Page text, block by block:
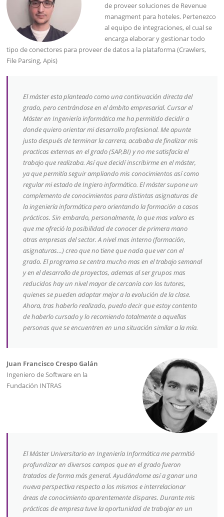
de proveer soluciones de Revenue
managment para hoteles. Pertenezco
al equipo de integraciones, el cual se
encarga elaborar y gestionar todo
tipo de conectores para proveer de datos a la plataforma (Crawlers,
File Parsing, Apis)
El máster esta planteado como una continuación directa del
grado, pero centrándose en el ámbito empresarial. Cursar el
Máster en Ingeniería informática me ha permitido decidir a
donde quiero orientar mi desarrollo profesional. Me apunte
justo después de terminar la carrera, acababa de finalizar mis
practicas externas en el grado (SAP,BI) y no me satisfacía el
trabajo que realizaba. Así que decidí inscribirme en el máster,
ya que permitía seguir ampliando mis conocimientos así como
regular mi estado de Ingiero informático. El máster supone un
complemento de conocimientos para distintas asignaturas de
la ingeniería informática pero orientando la formación a casos
prácticos. Sin embardo, personalmente, lo que mas valoro es
que me ofreció la posibilidad de conocer de primera mano
otras empresas del sector. A nivel mas interno (formación,
asignaturas…) creo que no tiene que nada que ver con el
grado. El programa se centra mucho mas en el trabajo semanal
y en el desarrollo de proyectos, ademas al ser grupos mas
reducidos hay un nivel mayor de cercanía con los tutores,
quienes se pueden adaptar mejor a la evolución de la clase.
Ahora, tras haberlo realizado, puedo decir que estoy contento
de haberlo cursado y lo recomiendo totalmente a aquellas
personas que se encuentren en una situación similar a la mía.
Juan Francisco Crespo Galán
Ingeniero de Software en la
Fundación INTRAS
El Máster Universitario en Ingeniería Informática me permitió
profundizar en diversos campos que en el grado fueron
tratados de forma más general. Ayudándome así a ganar una
nueva perspectiva respecto a los mismos e interrelacionar
áreas de conocimiento aparentemente dispares. Durante mis
prácticas de empresa tuve la oportunidad de trabajar en un